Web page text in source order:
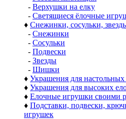
- Верхушки на елку
- Светящиеся ёлочные
♦ Снежинки, сосульки,
- Снежинки
- Сосульки
- Подвески
- Звезды
- Шишки
♦ Украшения для настольных
♦ Украшения для высоких
♦ Елочные игрушки своими
♦ Подставки, подвески,
игрушек